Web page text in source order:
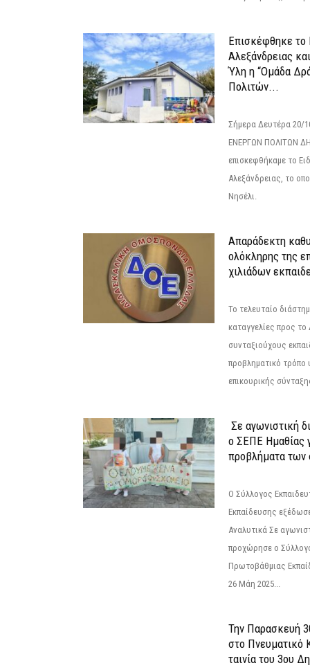
Επισκέφθηκε το
Αλεξάνδρειας
Ύλη η “Ομάδα
Πολιτών...
Σήμερα Δευτέρα
ΕΝΕΡΓΩΝ ΠΟΛΙΤΩΝ
επισκεφθήκαμε το
Αλεξάνδρειας, το
Νησέλι.
Απαράδεκτη
ολόκληρης της
χιλιάδων
Το τελευταίο
καταγγελίες προς
συνταξιούχους
προβληματικό τρόπο
επικουρικής
Σε αγωνιστική
ο ΣΕΠΕ Ημαθίας
προβλήματα των
Ο Σύλλογος
Εκπαίδευσης
Αναλυτικά Σε
προχώρησε ο
Πρωτοβάθμιας
26 Μάη 2025...
Την Παρασκευή
στο Πνευματικό
ταινία του 3ου